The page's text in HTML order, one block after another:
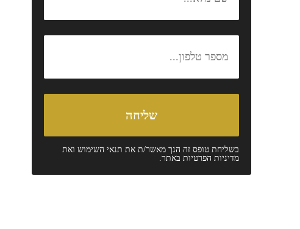
בשליחת טופס זה הנך מאשר/ת את תנאי השימושואת
מדיניות הפרטיותבאתר.